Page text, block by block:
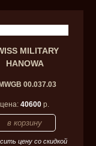
MILITARY
HANOWA
00.037.03
цена:40600 р.
цену со скидкой